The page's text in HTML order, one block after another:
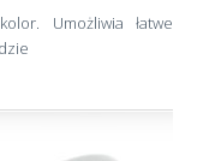
Umożliwia łatwe